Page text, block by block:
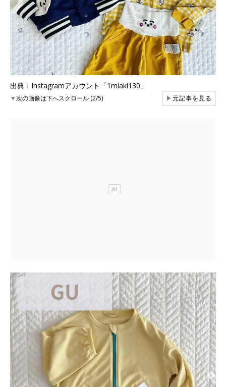
出典：Instagramアカウント「1miaki130」
▼次の画像は下へスクロール (2/5) ▶元記事を見る